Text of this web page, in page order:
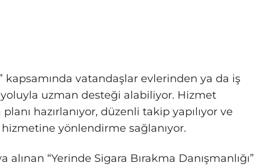
kapsamında vatandaşlar evlerinden ya da iş
uzman desteği alabiliyor. Hizmet
hazırlanıyor, düzenli takip yapılıyor ve
yönlendirme sağlanıyor.
“Yerinde Sigara Bırakma Danışmanlığı”